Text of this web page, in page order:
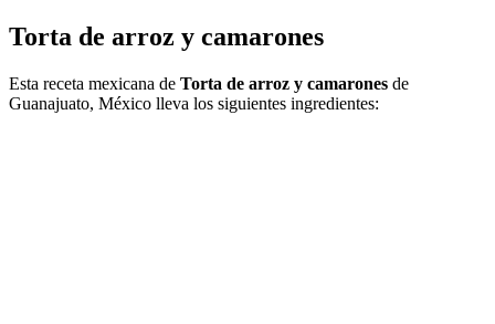
Torta de arroz y camarones
Esta receta mexicana de Torta de arroz y camarones de
Guanajuato, México lleva los siguientes ingredientes: